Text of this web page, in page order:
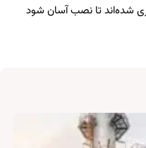
شده‌اند تا نصب آسان شود